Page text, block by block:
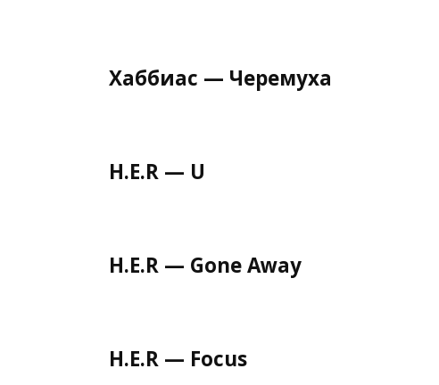
Хаббиас — Черемуха
H.E.R — U
H.E.R — Gone Away
H.E.R — Focus